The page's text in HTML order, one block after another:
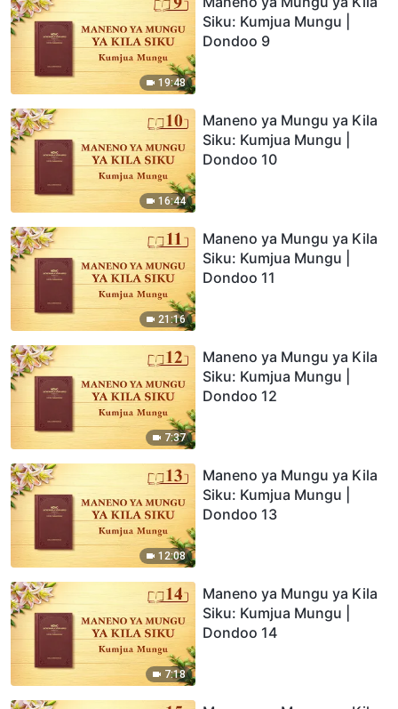
19:48
Siku: Kumjua Mungu |
Dondoo 9
16:44
Maneno ya Mungu ya Kila
Siku: Kumjua Mungu |
Dondoo 10
21:16
Maneno ya Mungu ya Kila
Siku: Kumjua Mungu |
Dondoo 11
7:37
Maneno ya Mungu ya Kila
Siku: Kumjua Mungu |
Dondoo 12
12:08
Maneno ya Mungu ya Kila
Siku: Kumjua Mungu |
Dondoo 13
7:18
Maneno ya Mungu ya Kila
Siku: Kumjua Mungu |
Dondoo 14